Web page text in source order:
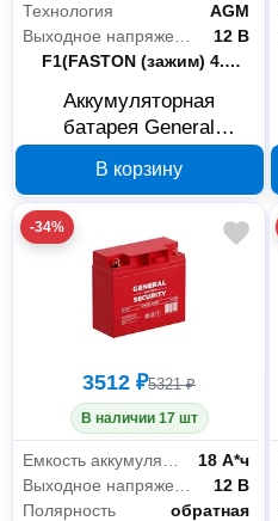
Технология
AGM
Выходное напряжение
12 В
Тип клемм
F1(FASTON (зажим) 4.75 мм)
Аккумуляторная
батарея General
1.2 Ач
В корзину
-34%
3512 ₽5321 ₽
В наличии 17 шт
Емкость аккумулятора
18 А*ч
12 В
Полярность
обратная